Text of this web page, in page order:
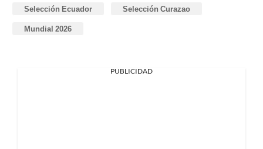
Selección Ecuador Selección Curazao
Mundial 2026
PUBLICIDAD